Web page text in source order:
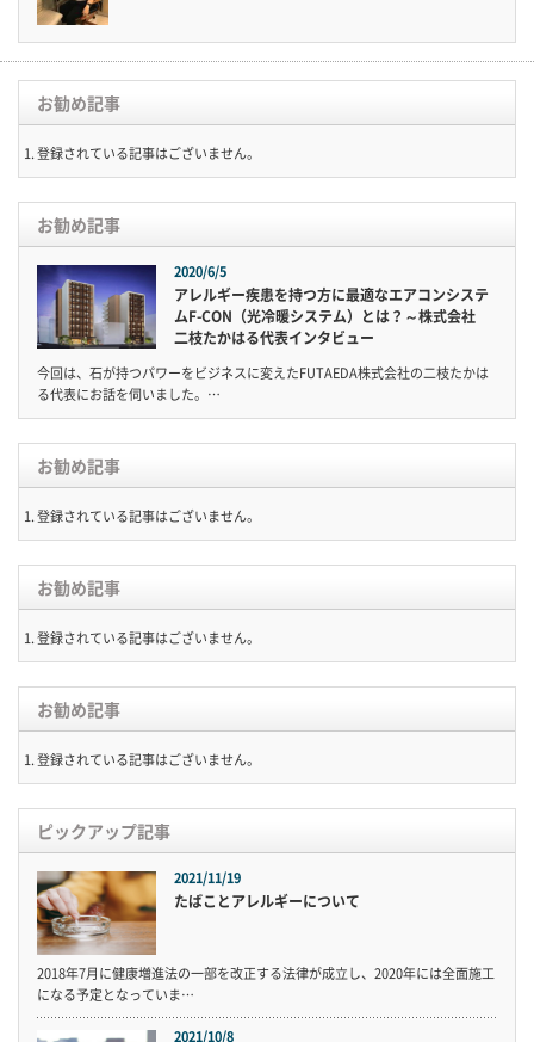
お勧め記事
登録されている記事はございません。
お勧め記事
2020/6/5
アレルギー疾患を持つ方に最適なエアコンシステ
ムF-CON（光冷暖システム）とは？～株式会社
二枝たかはる代表インタビュー
今回は、石が持つパワーをビジネスに変えたFUTAEDA株式会社の二枝たかは
る代表にお話を伺いました。…
お勧め記事
登録されている記事はございません。
お勧め記事
登録されている記事はございません。
お勧め記事
登録されている記事はございません。
ピックアップ記事
2021/11/19
たばことアレルギーについて
2018年7月に健康増進法の一部を改正する法律が成立し、2020年には全面施工
になる予定となっていま…
2021/10/8